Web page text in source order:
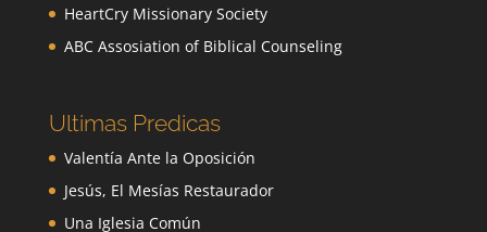
HeartCry Missionary Society
ABC Assosiation of Biblical Counseling
Ultimas Predicas
Valentía Ante la Oposición
Jesús, El Mesías Restaurador
Una Iglesia Común